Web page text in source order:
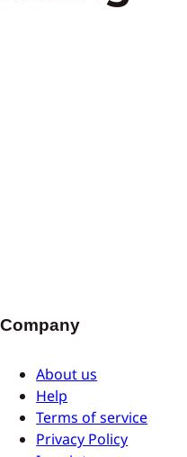
Company
About us
Help
Terms of service
Privacy Policy